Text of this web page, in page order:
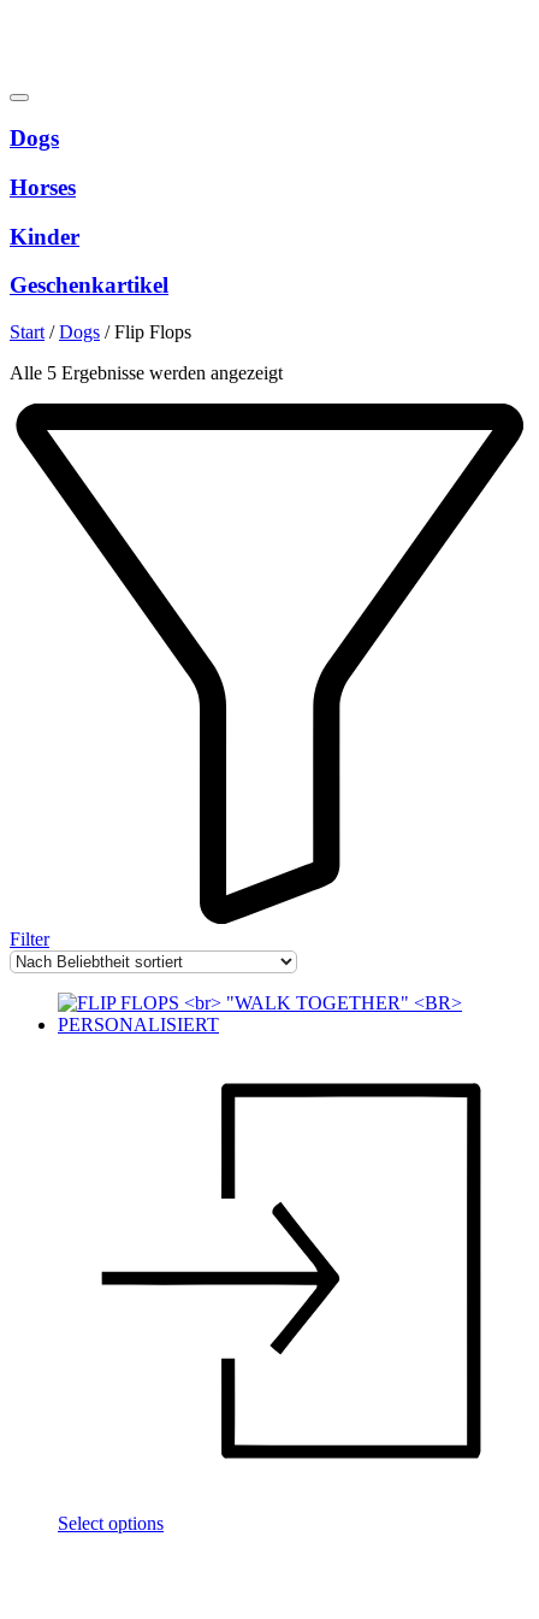
Dogs
Horses
Kinder
Geschenkartikel
Start /Dogs /Flip Flops
Alle 5 Ergebnisse werden angezeigtNach
Filter
Select options